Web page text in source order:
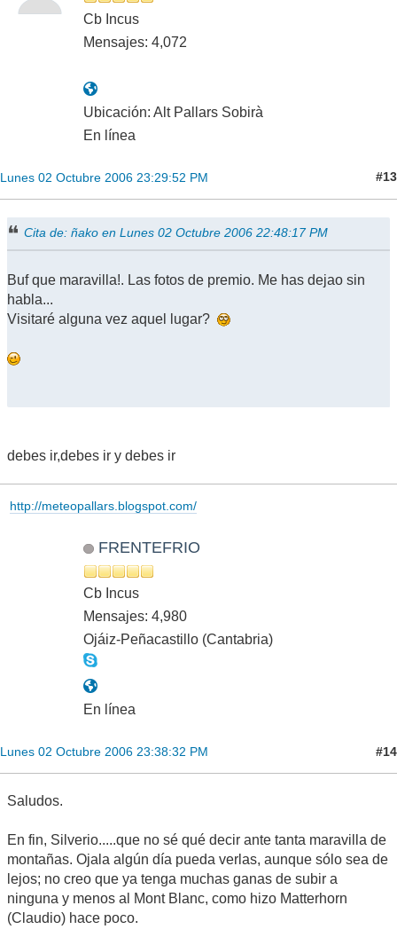
Cb Incus
Mensajes: 4,072
Ubicación: Alt Pallars Sobirà
En línea
Lunes 02 Octubre 2006 23:29:52 PM #13
Cita de: ñako en Lunes 02 Octubre 2006 22:48:17 PM
Buf que maravilla!. Las fotos de premio. Me has dejao sin
habla...
Visitaré alguna vez aquel lugar?
debes ir,debes ir y debes ir
http://meteopallars.blogspot.com/
FRENTEFRIO
Cb Incus
Mensajes: 4,980
Ojáiz-Peñacastillo (Cantabria)
En línea
Lunes 02 Octubre 2006 23:38:32 PM #14
Saludos.
En fin, Silverio.....que no sé qué decir ante tanta maravilla de
montañas. Ojala algún día pueda verlas, aunque sólo sea de
lejos; no creo que ya tenga muchas ganas de subir a
ninguna y menos al Mont Blanc, como hizo Matterhorn
(Claudio) hace poco.